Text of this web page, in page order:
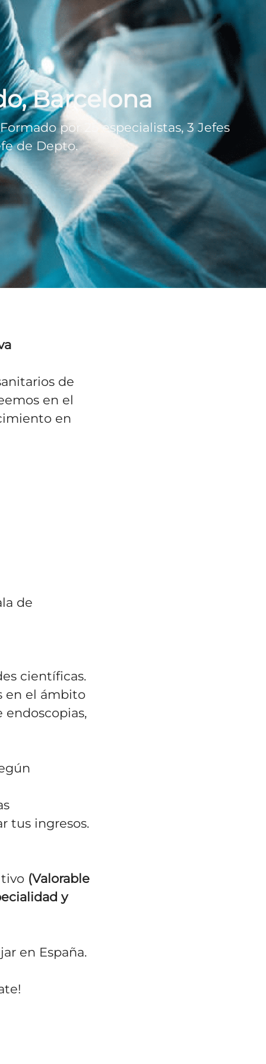
Barcelona
por 25 especialistas, 3 Jefes
de Depto.
de
en el
en
de
científicas.
en el ámbito
tus ingresos.
(Valorable
y
en España.